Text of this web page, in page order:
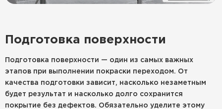
Подготовка поверхности
Подготовка поверхности — один из самых важных
этапов при выполнении покраски переходом. От
качества подготовки зависит, насколько незаметным
будет результат и насколько долго сохранится
покрытие без дефектов. Обязательно уделите этому